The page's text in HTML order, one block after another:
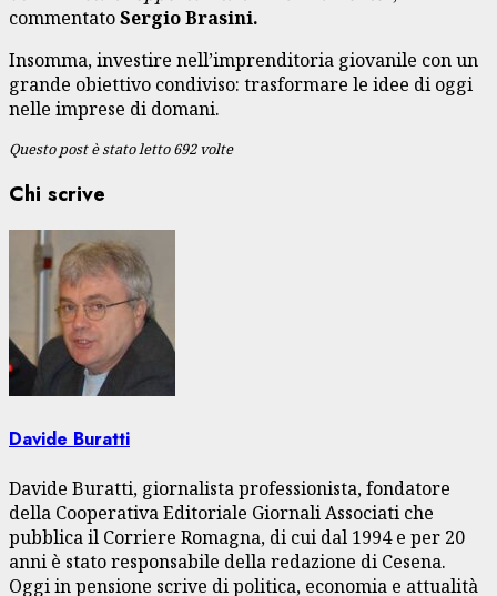
commentatoSergio Brasini.
Insomma, investire nell’imprenditoria giovanile con un
grande obiettivo condiviso: trasformare le idee di oggi
nelle imprese di domani.
Questo post è stato letto 692 volte
Chi scrive
Davide Buratti
Davide Buratti, giornalista professionista, fondatore
della Cooperativa Editoriale Giornali Associati che
pubblica il Corriere Romagna, di cui dal 1994 e per 20
anni è stato responsabile della redazione di Cesena.
Oggi in pensione scrive di politica, economia e attualità